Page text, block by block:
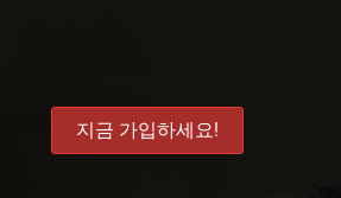
지금 가입하세요!